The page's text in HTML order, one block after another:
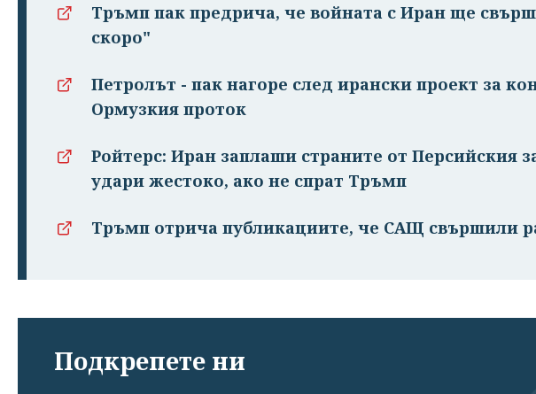
Тръмп пак предрича, че войната с Иран ще
скоро"
Петролът - пак нагоре след ирански проект за
Ормузкия проток
Ройтерс: Иран заплаши страните от Персийския
удари жестоко, ако не спрат Тръмп
Тръмп отрича публикациите, че САЩ свършили
Подкрепете ни